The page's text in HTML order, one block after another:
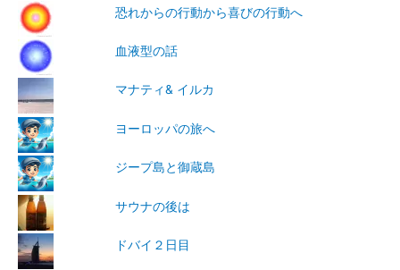
恐れからの行動から喜びの行動へ
血液型の話
マナティ& イルカ
ヨーロッパの旅へ
ジープ島と御蔵島
サウナの後は
ドバイ２日目